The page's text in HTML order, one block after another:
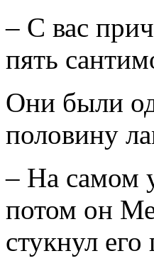
– С вас
пять
Они были
половину
– На самом
потом он
стукнул его